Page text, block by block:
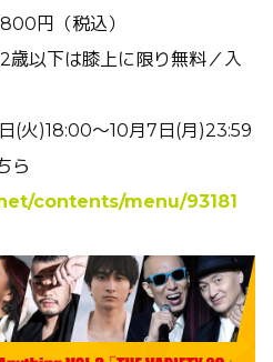
円（税込）
以下は膝上に限り無料／入
(火)18:00〜10月7日(月)23:59
ら
contents/menu/93181